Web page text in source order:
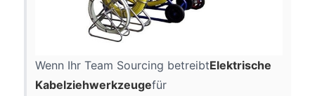
Wenn Ihr Team Sourcing betreibtElektrische
Kabelziehwerkzeugefür